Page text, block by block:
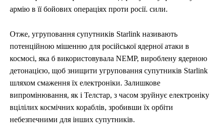
армію в її бойових операціях проти росії. сили.
Отже, угруповання супутників Starlink називають
потенційною мішенню для російської ядерної атаки в
космосі, яка б використовувала NEMP, вироблену ядерною
детонацією, щоб знищити угруповання супутників Starlink
шляхом смаження їх електроніки. Залишкове
випромінювання, як і Телстар, з часом зруйнує електроніку
вцілілих космічних кораблів, зробивши їх орбіти
небезпечними для інших супутників.